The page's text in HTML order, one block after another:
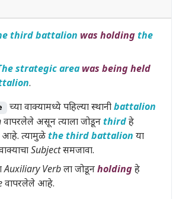
third battalion was holding the
strategic area was being held
.
च्या वाक्यामध्ये पहिल्या स्थानीbattalion
वापरलेले असून त्याला जोडूनthirdहे
आहे. त्यामुळेthe third battalion या
Subjectसमजावा.
Auxiliary Verbला जोडूनholdingहे
वापरलेले आहे.